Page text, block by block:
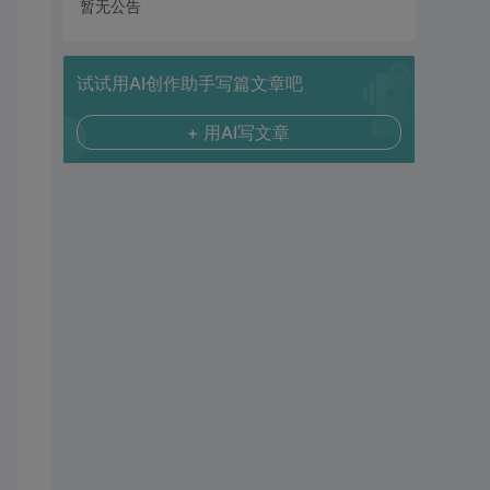
暂无公告
试试用AI创作助手写篇文章吧
+ 用AI写文章